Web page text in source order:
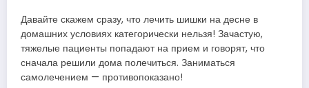
Давайте скажем сразу, что лечить шишки на десне в
домашних условиях категорически нельзя! Зачастую,
тяжелые пациенты попадают на прием и говорят, что
сначала решили дома полечиться. Заниматься
самолечением — противопоказано!